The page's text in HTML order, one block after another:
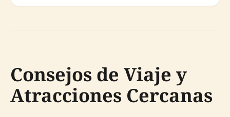
Consejos de Viaje y
Atracciones Cercanas